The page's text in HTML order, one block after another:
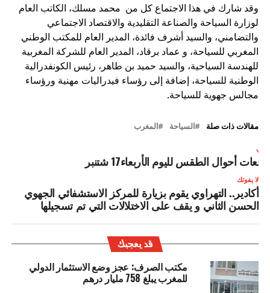
وقد شارك في هذا الاجتماع كل من محمد مسلك، الكاتب العام
لوزارة السياحة والصناعة التقليدية والاقتصاد الاجتماعي
والتضامني، والسيد أشرف فائدة، المدير العام للمكتب الوطني
المغربي للسياحة، و عماد برقاد، المدير العام للشركة المغربية
للهندسة السياحية، والسيد حميد بن طاهر، رئيس الكونفدرالية
الوطنية للسياحة، إضافة إلى رؤساء فيدراليات مهنية ورؤساء
مجالس جهوية للسياحة.
مقالات ذات صلة السياحة المغرب
أحوال الطقس لليوم الأربعاء17 شتنبر
لا يفوتك
أكادير.. التهراوي يقوم بزيارة للمركز الاستشفائي الجهوي
الحسن الثاني و يقف على الاختلالات التي تم تسجيلها
قد يعجبك
مكتب الصرف: عجز وضع الاستثمار الدولي
للمغرب يبلغ 758 مليار درهم